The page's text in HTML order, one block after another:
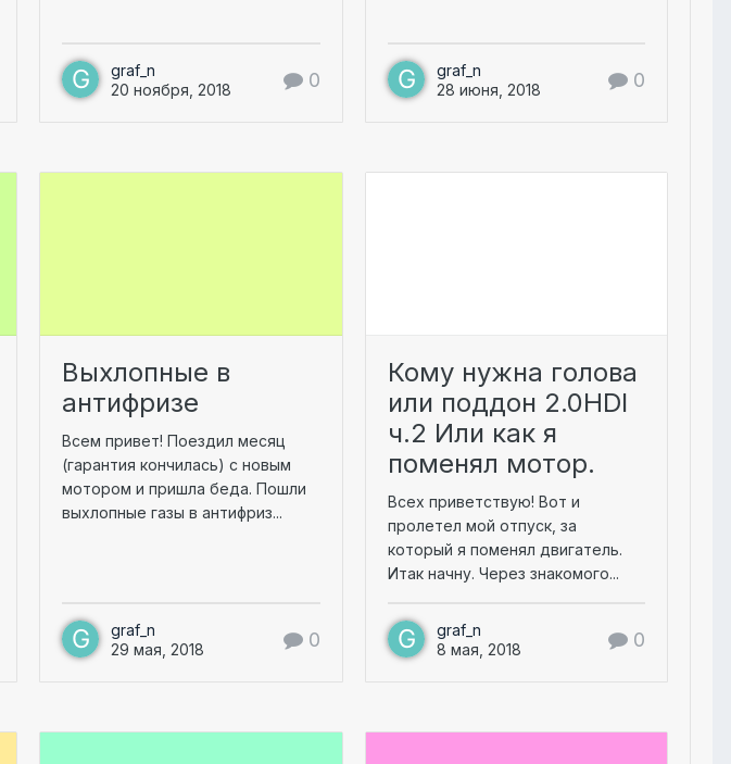
graf_n
20 ноября, 2018
0
graf_n
28 июня, 2018
0
Выхлопные в
антифризе
Всем привет! Поездил месяц
(гарантия кончилась) с новым
мотором и пришла беда. Пошли
выхлопные газы в антифриз...
graf_n
29 мая, 2018
0
Кому нужна голова
или поддон 2.0HDI
ч.2 Или как я
поменял мотор.
Всех приветствую! Вот и
пролетел мой отпуск, за
который я поменял двигатель.
Итак начну. Через знакомого...
graf_n
8 мая, 2018
0